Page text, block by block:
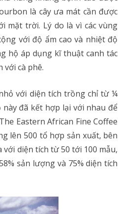
là cây ưa mát cần được
mặt trời. Lý do là vì các vùng
với độ ẩm cao và nhiệt độ
hộ áp dụng kĩ thuật canh tác
với cà phê.
với diện tích trồng chỉ từ ¼
đã kết hợp lại với nhau để
Eastern African Fine Coffee
lên 500 tổ hợp sản xuất, bên
diện tích từ 50 tới 100 mẫu,
sản lượng và 75% diện tích